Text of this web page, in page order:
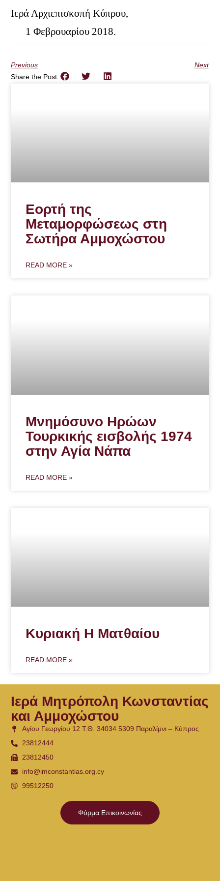
Ιερά Αρχιεπισκοπή Κύπρου,
1 Φεβρουαρίου 2018.
Previous
Next
Share the Post:
Εορτή της
Μεταμορφώσεως στη
Σωτήρα Αμμοχώστου
READ MORE »
Μνημόσυνο Ηρώων
Τουρκικής εισβολής 1974
στην Αγία Νάπα
READ MORE »
Κυριακή Η Ματθαίου
READ MORE »
Ιερά Μητρόπολη Κωνσταντίας
και Αμμοχώστου
Αγίου Γεωργίου 12 Τ.Θ. 34034 5309 Παραλίμνι – Κύπρος
23812444
23812450
info@imconstantias.org.cy
99512250
Φόρμα Επικοινωνίας